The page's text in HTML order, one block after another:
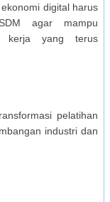
digital harus
agar mampu
kerja yang terus
pelatihan
industri dan